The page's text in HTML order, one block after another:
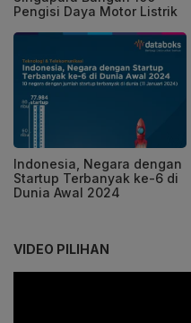
Pengisi Daya Motor Listrik
Indonesia, Negara dengan
Startup Terbanyak ke-6 di
Dunia Awal 2024
VIDEO PILIHAN